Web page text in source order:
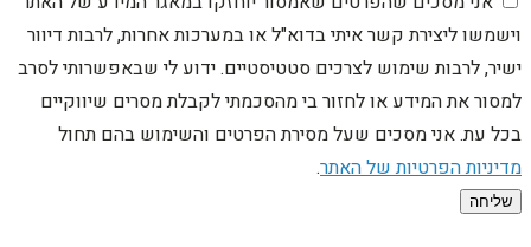
וישמשו ליצירת קשר איתי בדוא"ל או במערכות אחרות, לרבות דיוור
ישיר, לרבות שימוש לצרכים סטטיסטיים. ידוע לי שבאפשרותי לסרב
למסור את המידע או לחזור בי מהסכמתי לקבלת מסרים שיווקיים
בכל עת. אני מסכים שעל מסירת הפרטים והשימוש בהם תחול
מדיניות הפרטיות של האתר.
שליחה